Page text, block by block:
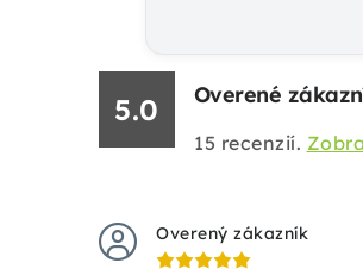
5.0 Overené
15 recenzií.
Overený zákazník